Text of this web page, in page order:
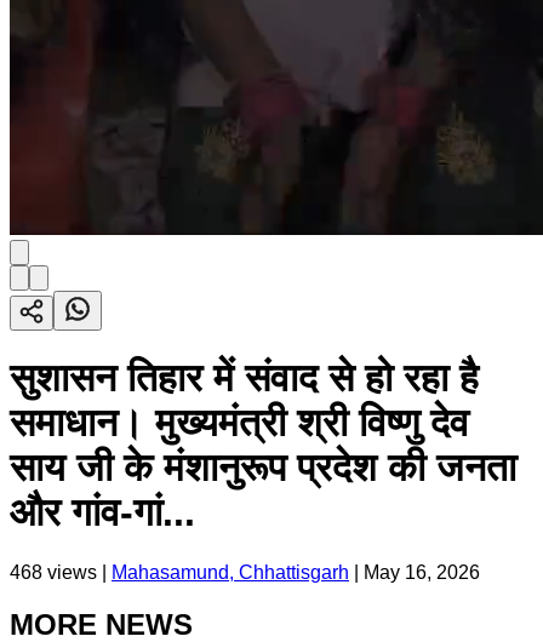
सुशासन तिहार में संवाद से हो रहा है
समाधान। मुख्यमंत्री श्री विष्णु देव
साय जी के मंशानुरूप प्रदेश की जनता
और गांव-गां...
468 views | Mahasamund, Chhattisgarh May 16, 2026
MORE NEWS